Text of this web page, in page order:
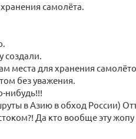
самолёта.
создали.
места для хранения
без уважения.
нибудь!!!
в Азию в обход России)
Да кто вообще эту жопу